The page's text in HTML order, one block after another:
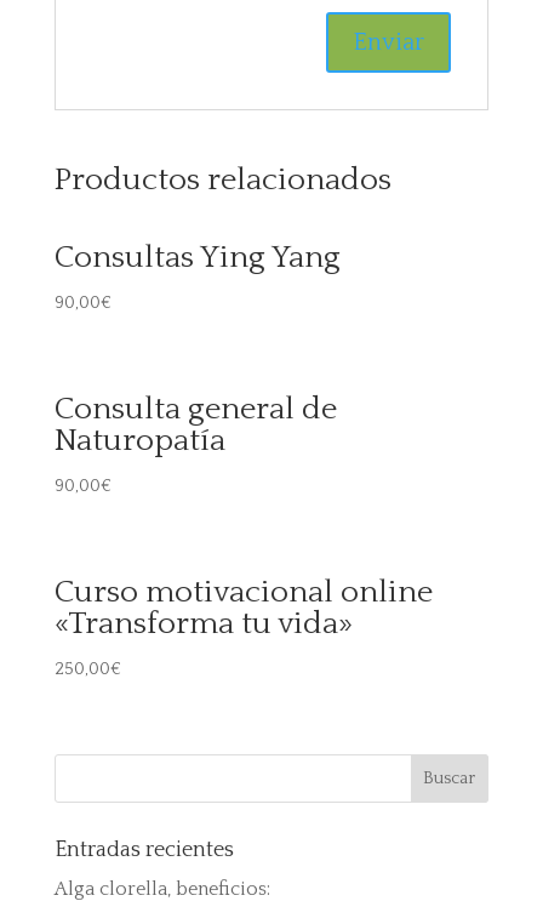
Productos relacionados
Consultas Ying Yang
90,00€
Consulta general de
Naturopatía
90,00€
Curso motivacional online
«Transforma tu vida»
250,00€
Entradas recientes
Alga clorella, beneficios: